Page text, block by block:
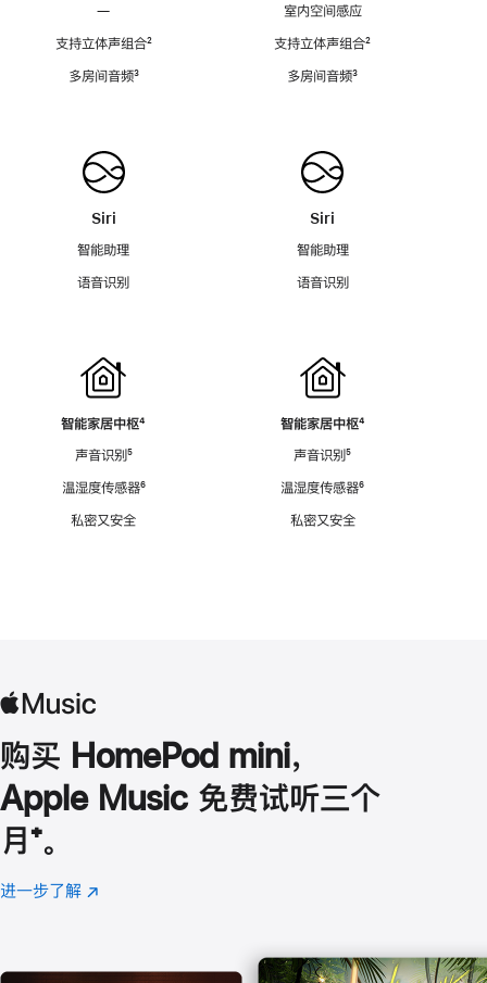
—
支持立体声组合脚
²
多房间音频脚
³
Siri
智能助理
语音识别
智能家居中枢脚
⁴
声音识别脚
⁵
温湿度传感器脚
⁶
私密又安全
室内空间感应
支持立体声组合脚
²
多房间音频脚
³
Siri
智能助理
语音识别
智能家居中枢脚
⁴
声音识别脚
⁵
温湿度传感器脚
⁶
私密又安全
购买 HomePod mini，
Apple Music 免费试听三个
月 脚
注
⁺。
进一步了解 Apple
(在
口